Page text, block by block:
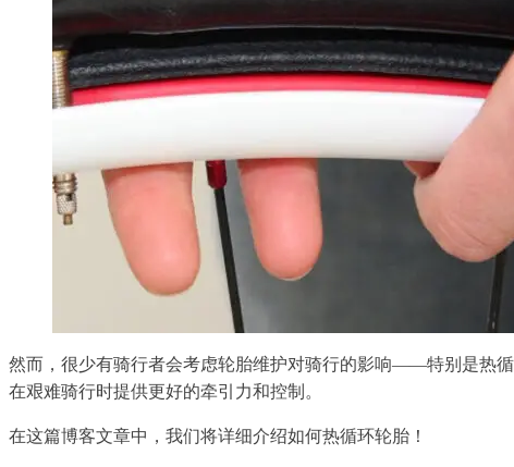
然而，很少有骑行者会考虑轮胎维护对骑行的影响——特别是热
在艰难骑行时提供更好的牵引力和控制。
在这篇博客文章中，我们将详细介绍如何热循环轮胎！